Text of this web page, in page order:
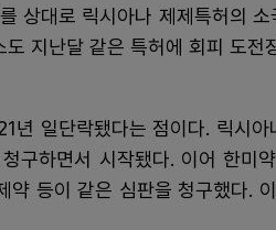
상대로 릭시아나 제제특허의 소
지난달 같은 특허에 회피 도전
일단락됐다는 점이다. 릭시아
구하면서 시작됐다. 이어 한미
약 등이 같은 심판을 청구했다.